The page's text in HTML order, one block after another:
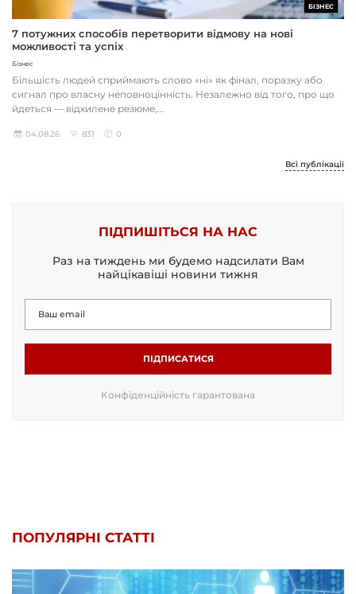
БІЗНЕС
7 потужних способів перетворити відмову на нові
можливості та успіх
Бізнес
Більшість людей сприймають слово «ні» як фінал, поразку або
сигнал про власну неповноцінність. Незалежно від того, про що
йдеться — відхилене резюме,...
04.08.26 831 0
Всі публікації
ПІДПИШІТЬСЯ НА НАС
Раз на тиждень ми будемо надсилати Вам
найцікавіші новини тижня
ПІДПИСАТИСЯ
Конфіденційність гарантована
ПОПУЛЯРНІ СТАТТІ